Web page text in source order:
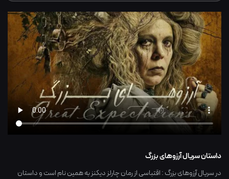
داستان سریال آرزوهای بزرگ
در سریال آرزوهای بزرگ : اقتباسی از رمان چارلز دیکنز به همین نام است و داستان